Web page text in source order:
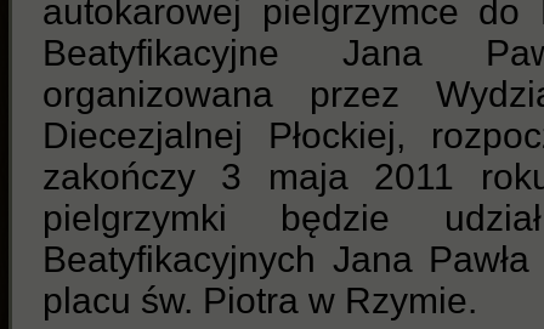
autokarowej pielgrzymce do
Beatyfikacyjne Jana
organizowana przez
Diecezjalnej Płockiej,
zakończy 3 maja 2011
pielgrzymki będzie
Beatyfikacyjnych Jana
placu św. Piotra w Rzymie.